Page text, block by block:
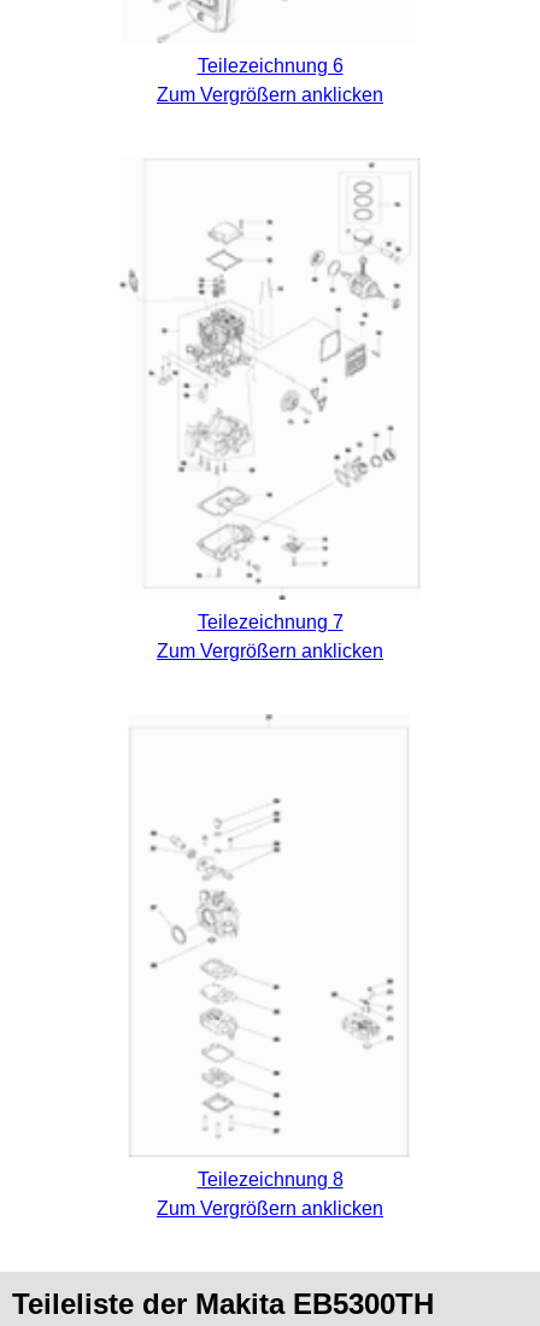
Teilezeichnung 6
Zum Vergrößern anklicken
Teilezeichnung 7
Zum Vergrößern anklicken
Teilezeichnung 8
Zum Vergrößern anklicken
Teileliste der Makita EB5300TH